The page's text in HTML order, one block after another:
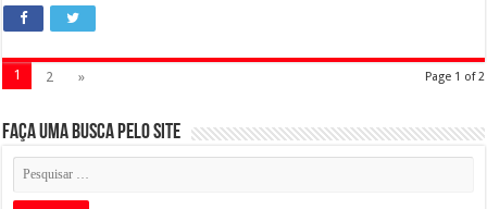
Page 1 of 2
1 2 »
Faça uma busca pelo Site